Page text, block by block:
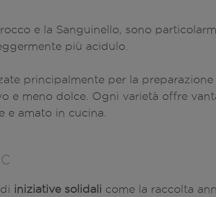
e la Sanguinello, sono
più acidulo.
principalmente per la
e meno dolce. Ogni varietà offre
e amato in cucina.
iniziative solidali come la raccolta